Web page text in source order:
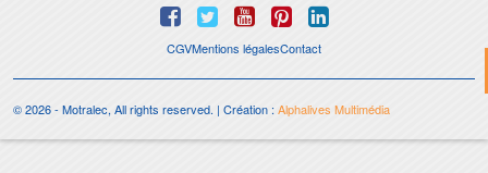
CGVMentions légalesContact
© 2026 - Motralec, All rights reserved. | Création : Alphalives Multimédia